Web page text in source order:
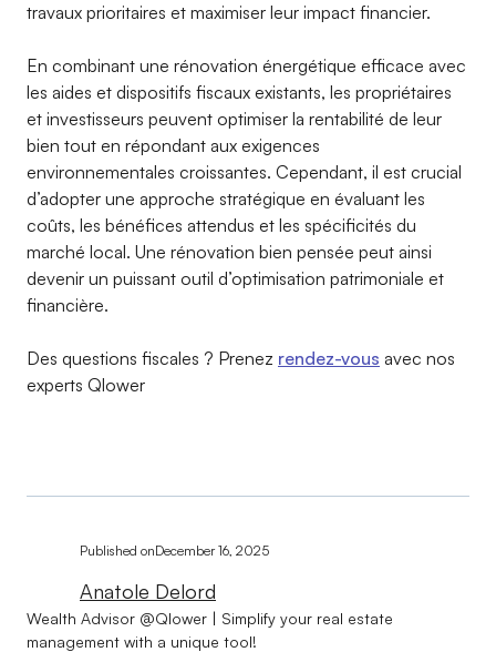
travaux prioritaires et maximiser leur impact financier.
En combinant une rénovation énergétique efficace avec
les aides et dispositifs fiscaux existants, les propriétaires
et investisseurs peuvent optimiser la rentabilité de leur
bien tout en répondant aux exigences
environnementales croissantes. Cependant, il est crucial
d’adopter une approche stratégique en évaluant les
coûts, les bénéfices attendus et les spécificités du
marché local. Une rénovation bien pensée peut ainsi
devenir un puissant outil d’optimisation patrimoniale et
financière.
Des questions fiscales ? Prenez rendez-vous avec nos
experts Qlower
Published onDecember 16, 2025
Anatole Delord
Wealth Advisor @Qlower | Simplify your real estate
management with a unique tool!